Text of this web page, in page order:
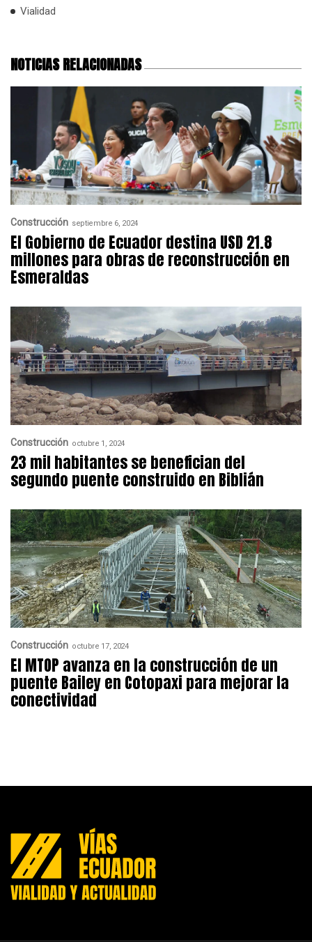
Vialidad
NOTICIAS RELACIONADAS
Construcción septiembre 6, 2024
El Gobierno de Ecuador destina USD 21.8
millones para obras de reconstrucción en
Esmeraldas
Construcción octubre 1, 2024
23 mil habitantes se benefician del
segundo puente construido en Biblián
Construcción octubre 17, 2024
El MTOP avanza en la construcción de un
puente Bailey en Cotopaxi para mejorar la
conectividad